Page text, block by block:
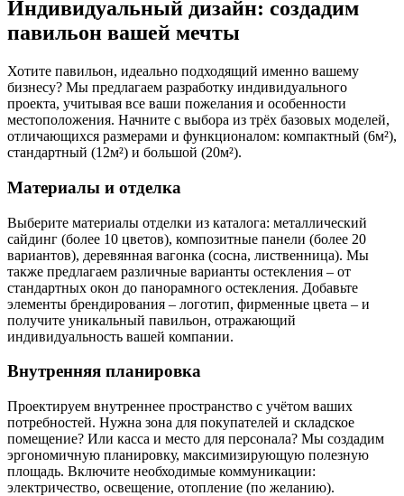
Индивидуальный дизайн: создадим
павильон вашей мечты
Хотите павильон, идеально подходящий именно вашему
бизнесу? Мы предлагаем разработку индивидуального
проекта, учитывая все ваши пожелания и особенности
местоположения. Начните с выбора из трёх базовых моделей,
отличающихся размерами и функционалом: компактный (6м²),
стандартный (12м²) и большой (20м²).
Материалы и отделка
Выберите материалы отделки из каталога: металлический
сайдинг (более 10 цветов), композитные панели (более 20
вариантов), деревянная вагонка (сосна, лиственница). Мы
также предлагаем различные варианты остекления – от
стандартных окон до панорамного остекления. Добавьте
элементы брендирования – логотип, фирменные цвета – и
получите уникальный павильон, отражающий
индивидуальность вашей компании.
Внутренняя планировка
Проектируем внутреннее пространство с учётом ваших
потребностей. Нужна зона для покупателей и складское
помещение? Или касса и место для персонала? Мы создадим
эргономичную планировку, максимизирующую полезную
площадь. Включите необходимые коммуникации:
электричество, освещение, отопление (по желанию).